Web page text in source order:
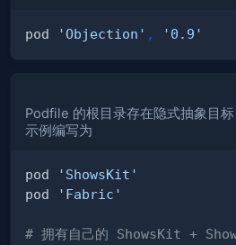
pod 'Objection' , '0.9'
Podfile 的根目录存在隐式抽象目
示例编写为
pod
'ShowsKit'
pod
'Fabric'
# 拥有自己的 ShowsKit +